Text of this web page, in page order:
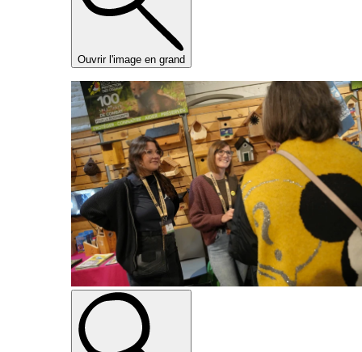
Ouvrir l'image en grand